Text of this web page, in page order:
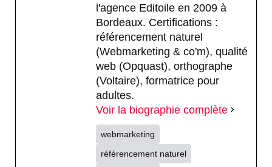
l'agence Editoile en 2009 à
Bordeaux. Certifications :
référencement naturel
(Webmarketing & co'm), qualité
web (Opquast), orthographe
(Voltaire), formatrice pour
adultes.
Voir la biographie complète
webmarketing
référencement naturel